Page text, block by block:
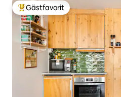
Populär gästfavorit
Gästfavorit